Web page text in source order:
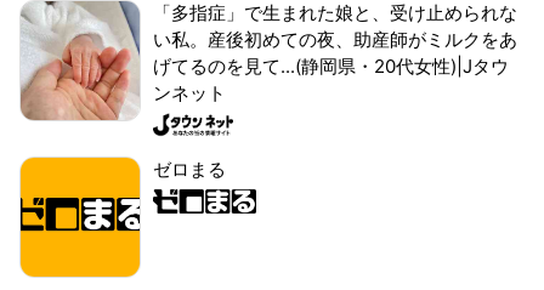
「多指症」で生まれた娘と、受け止められな
い私。産後初めての夜、助産師がミルクをあ
げてるのを見て...(静岡県・20代女性)|Jタウ
ンネット
ゼロまる